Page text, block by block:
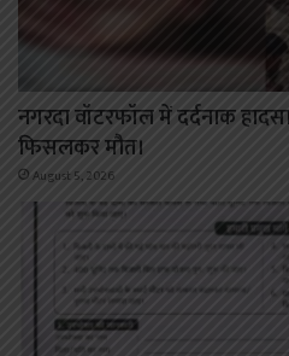
नगरदा वॉटरफॉल में दर्दनाक
फिसलकर मौत।
August 5, 2026